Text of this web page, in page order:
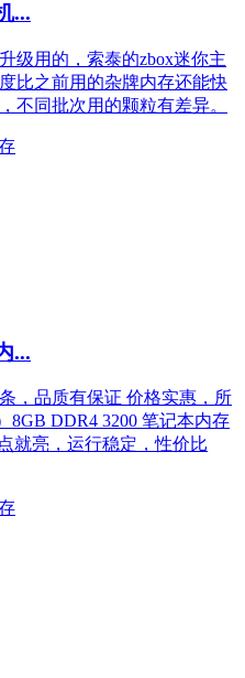
...
级用的，索泰的zbox迷你主
比之前用的杂牌内存还能快
不同批次用的颗粒有差异。
...
，品质有保证 价格实惠，所
8GB DDR4 3200 笔记本内存
就亮，运行稳定，性价比